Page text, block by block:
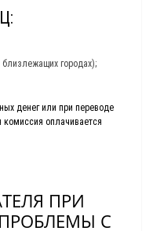
городах);
денег или при переводе
комиссия оплачивается
ПРИ
С